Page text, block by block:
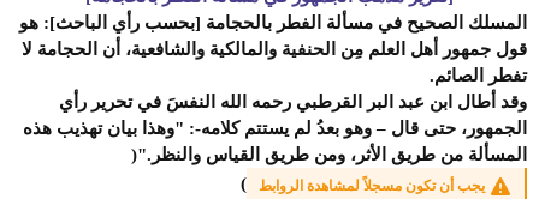
المسلك الصحيح في مسألة الفطر بالحجامة [بحسب رأي الباحث]: هو
قول جمهور أهل العلم مِن الحنفية والمالكية والشافعية، أن الحجامة لا
تفطر الصائم.
وقد أطال ابن عبد البر القرطبي رحمه الله النفسَ في تحرير رأي
الجمهور، حتى قال – وهو بعدُ لم يستتم كلامه-: "وهذا بيان تهذيب هذه
المسألة من طريق الأثر، ومن طريق القياس والنظر."(
يجب أن تكون مسجلاً لمشاهدة الروابط )